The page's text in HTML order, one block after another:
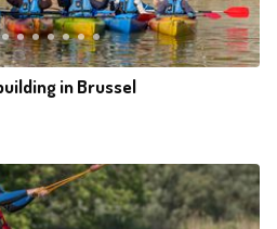
in Brussel